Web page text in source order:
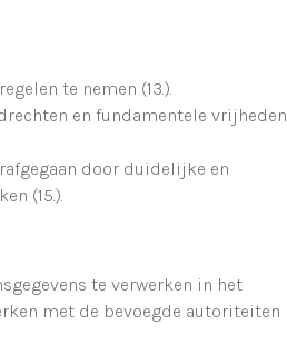
te nemen (13.).
en fundamentele vrijheden
door duidelijke en
(15.).
te verwerken in het
met de bevoegde autoriteiten